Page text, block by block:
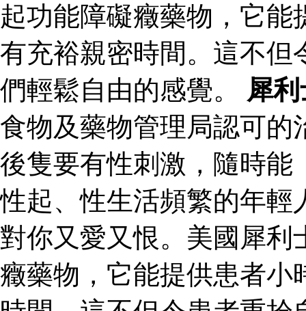
起功能障礙癥藥物，它
有充裕親密時間。這不但
們輕鬆自由的感覺。 犀
食物及藥物管理局認可的
後隻要有性刺激，隨時能
性起、性生活頻繁的年輕
對你又愛又恨。美國犀利
癥藥物，它能提供患者小